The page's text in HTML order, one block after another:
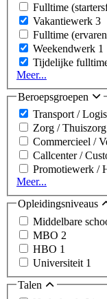
Fulltime
Vakantiewerk 3
Fulltime
Weekendwerk 1
Tijdelijke
Meer...
Beroepsgroepen
Transport /
Zorg /
Commercieel /
Callcenter /
Promotiewerk /
Meer...
Opleidingsniveaus
Middelbare
MBO 2
HBO 1
Universiteit 1
Talen